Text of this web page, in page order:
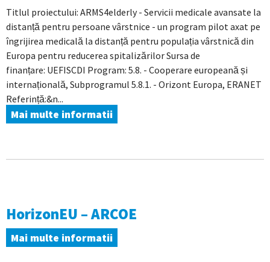
Titlul proiectului: ARMS4elderly - Servicii medicale avansate la
distanță pentru persoane vârstnice - un program pilot axat pe
îngrijirea medicală la distanță pentru populația vârstnică din
Europa pentru reducerea spitalizărilor Sursa de
finanțare: UEFISCDI Program: 5.8. - Cooperare europeană și
internațională, Subprogramul 5.8.1. - Orizont Europa, ERANET
Referință:&n...
Mai multe informatii
HorizonEU – ARCOE
Mai multe informatii